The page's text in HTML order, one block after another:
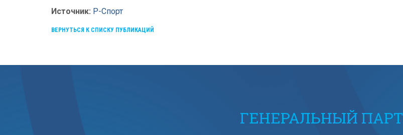
Источник: P-Спорт
ВЕРНУТЬСЯ К СПИСКУ ПУБЛИКАЦИЙ
ГЕНЕРАЛЬНЫЙ